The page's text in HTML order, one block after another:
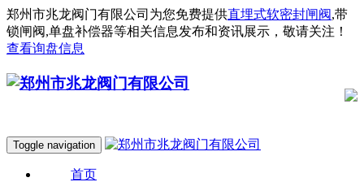
郑州市兆龙阀门有限公司为您免费提供直埋式软密封闸阀,带
锁闸阀,单盘补偿器等相关信息发布和资讯展示，敬请关注！
查看询盘信息
Toggle navigation
首页